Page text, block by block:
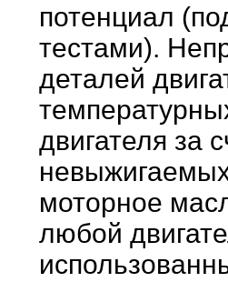
потенциал
тестами).
деталей
двигателя за
моторное
любой